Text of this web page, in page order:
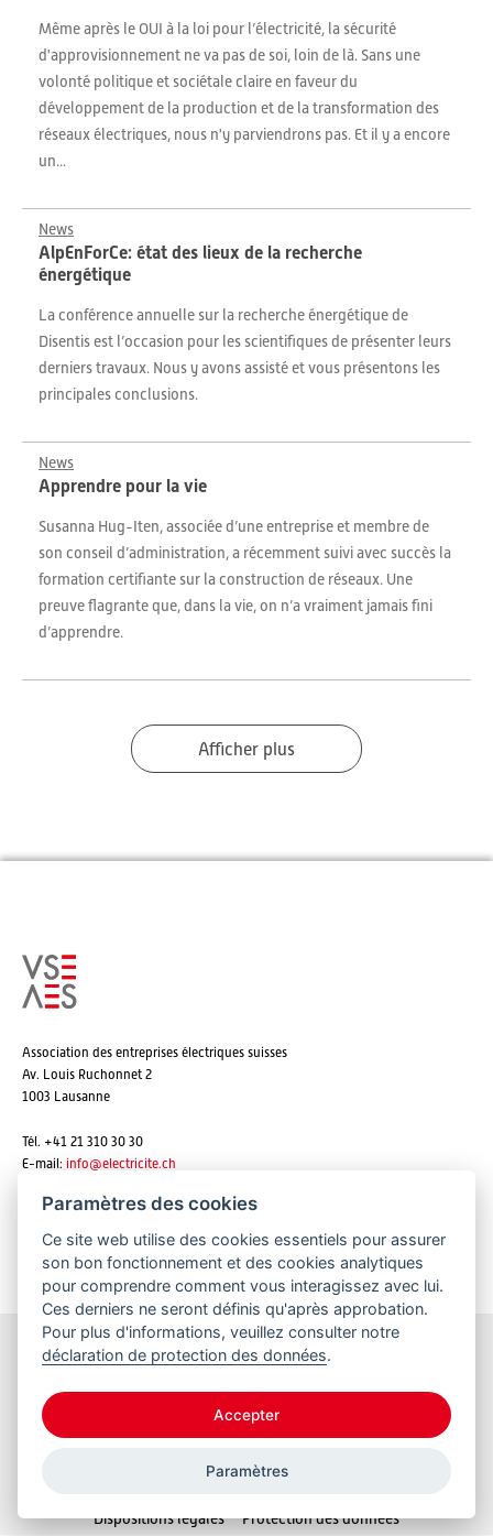
Même après le OUI à la loi pour l’électricité, la sécurité
d'approvisionnement ne va pas de soi, loin de là. Sans une
volonté politique et sociétale claire en faveur du
développement de la production et de la transformation des
réseaux électriques, nous n'y parviendrons pas. Et il y a encore
un...
News
AlpEnForCe: état des lieux de la recherche
énergétique
La conférence annuelle sur la recherche énergétique de
Disentis est l’occasion pour les scientifiques de présenter leurs
derniers travaux. Nous y avons assisté et vous présentons les
principales conclusions.
News
Apprendre pour la vie
Susanna Hug-Iten, associée d’une entreprise et membre de
son conseil d’administration, a récemment suivi avec succès la
formation certifiante sur la construction de réseaux. Une
preuve flagrante que, dans la vie, on n’a vraiment jamais fini
d’apprendre.
Afficher plus
Association des entreprises électriques suisses
Av. Louis Ruchonnet 2
1003 Lausanne
Tél. +41 21 310 30 30
E-mail: info@electricite.ch
S'abonner aux newsletters
Restez informés
Dispositions légales
Protection des données
Paramètres des cookies
Ce site web utilise des cookies essentiels pour assurer
son bon fonctionnement et des cookies analytiques
pour comprendre comment vous interagissez avec lui.
Ces derniers ne seront définis qu'après approbation.
Pour plus d'informations, veuillez consulter notre
déclaration de protection des données.
Accepter
Paramètres